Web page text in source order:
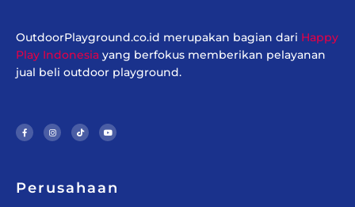
OutdoorPlayground.co.id merupakan bagian dari Happy
Play Indonesia yang berfokus memberikan pelayanan
jual beli outdoor playground.
c
e
b
f
s
t
a
k
t
o
u
t
u
Perusahaan